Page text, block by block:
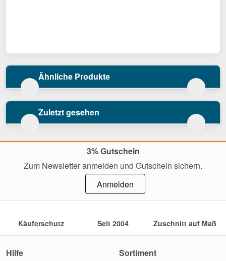
Ähnliche Produkte
Zuletzt gesehen
3% Gutschein
Zum Newsletter anmelden und Gutschein sichern.
Anmelden
Käuferschutz Seit 2004 Zuschnitt auf Maß
Hilfe
Sortiment